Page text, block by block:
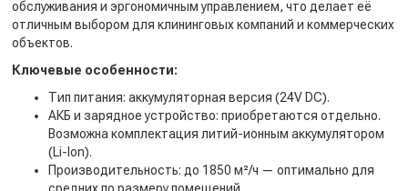
обслуживания и эргономичным управлением, что делает её
отличным выбором для клининговых компаний и коммерческих
объектов.
Ключевые особенности:
Тип питания: аккумуляторная версия (24V DC).
АКБ и зарядное устройство: приобретаются отдельно.
Возможна комплектация литий-ионным аккумулятором
(Li-Ion).
Производительность: до 1850 м²/ч — оптимально для